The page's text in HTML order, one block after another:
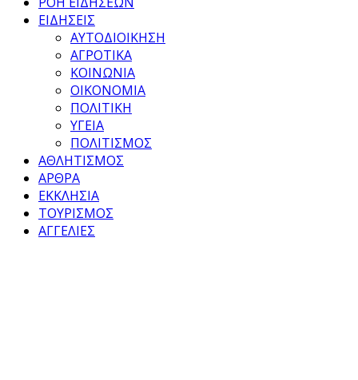
ΕΙΔΗΣΕΙΣ
ΑΥΤΟΔΙΟΙΚΗΣΗ
ΑΓΡΟΤΙΚΑ
ΚΟΙΝΩΝΙΑ
ΟΙΚΟΝΟΜΙΑ
ΠΟΛΙΤΙΚΗ
ΥΓΕΙΑ
ΠΟΛΙΤΙΣΜΟΣ
ΑΘΛΗΤΙΣΜΟΣ
ΑΡΘΡΑ
ΕΚΚΛΗΣΙΑ
ΤΟΥΡΙΣΜΟΣ
ΑΓΓΕΛΙΕΣ